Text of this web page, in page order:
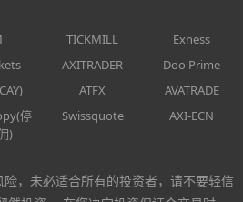
TICKMILL
Exness
AXITRADER
Doo Prime
ATFX
AVATRADE
停
)
Swissquote AXI-ECN
，未必适合所有的投资者，请不要轻信